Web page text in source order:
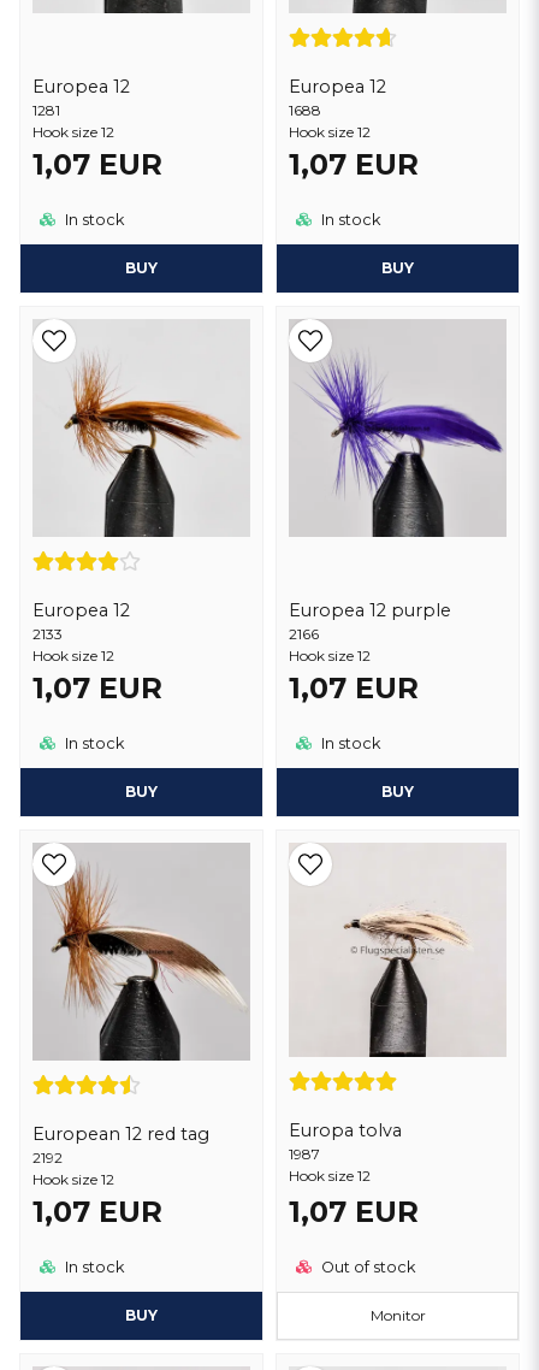
Europea 12
1281
Hook size 12
1,07 EUR
In stock
BUY
Europea 12
1688
Hook size 12
1,07 EUR
In stock
BUY
Europea 12
2133
Hook size 12
1,07 EUR
In stock
BUY
Europea 12 purple
2166
Hook size 12
1,07 EUR
In stock
BUY
European 12 red tag
2192
Hook size 12
1,07 EUR
In stock
BUY
Europa tolva
1987
Hook size 12
1,07 EUR
Out of stock
Monitor